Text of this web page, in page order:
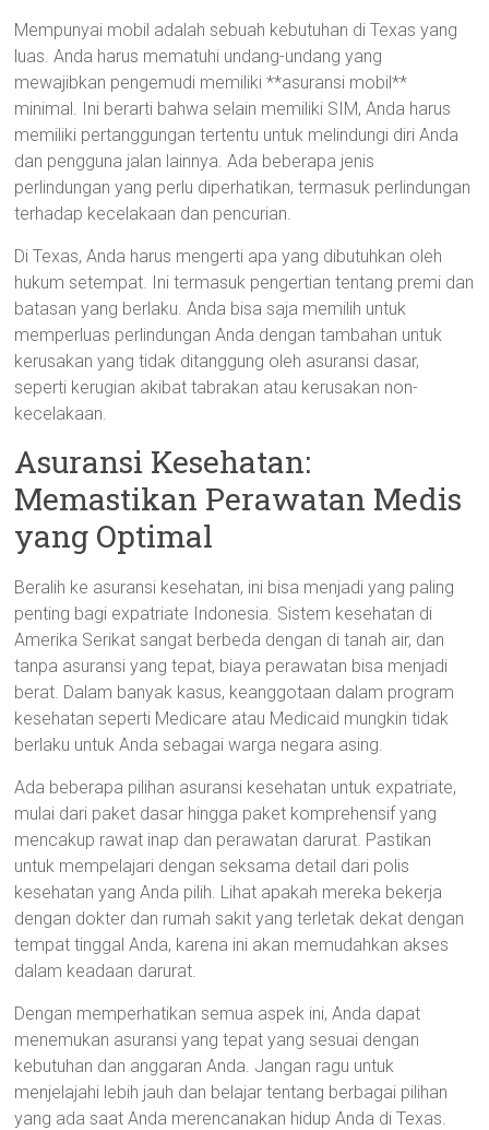
Mempunyai mobil adalah sebuah kebutuhan di Texas yang
luas. Anda harus mematuhi undang-undang yang
mewajibkan pengemudi memiliki **asuransi mobil**
minimal. Ini berarti bahwa selain memiliki SIM, Anda harus
memiliki pertanggungan tertentu untuk melindungi diri Anda
dan pengguna jalan lainnya. Ada beberapa jenis
perlindungan yang perlu diperhatikan, termasuk perlindungan
terhadap kecelakaan dan pencurian.
Di Texas, Anda harus mengerti apa yang dibutuhkan oleh
hukum setempat. Ini termasuk pengertian tentang premi dan
batasan yang berlaku. Anda bisa saja memilih untuk
memperluas perlindungan Anda dengan tambahan untuk
kerusakan yang tidak ditanggung oleh asuransi dasar,
seperti kerugian akibat tabrakan atau kerusakan non-
kecelakaan.
Asuransi Kesehatan:
Memastikan Perawatan Medis
yang Optimal
Beralih ke asuransi kesehatan, ini bisa menjadi yang paling
penting bagi expatriate Indonesia. Sistem kesehatan di
Amerika Serikat sangat berbeda dengan di tanah air, dan
tanpa asuransi yang tepat, biaya perawatan bisa menjadi
berat. Dalam banyak kasus, keanggotaan dalam program
kesehatan seperti Medicare atau Medicaid mungkin tidak
berlaku untuk Anda sebagai warga negara asing.
Ada beberapa pilihan asuransi kesehatan untuk expatriate,
mulai dari paket dasar hingga paket komprehensif yang
mencakup rawat inap dan perawatan darurat. Pastikan
untuk mempelajari dengan seksama detail dari polis
kesehatan yang Anda pilih. Lihat apakah mereka bekerja
dengan dokter dan rumah sakit yang terletak dekat dengan
tempat tinggal Anda, karena ini akan memudahkan akses
dalam keadaan darurat.
Dengan memperhatikan semua aspek ini, Anda dapat
menemukan asuransi yang tepat yang sesuai dengan
kebutuhan dan anggaran Anda. Jangan ragu untuk
menjelajahi lebih jauh dan belajar tentang berbagai pilihan
yang ada saat Anda merencanakan hidup Anda di Texas.